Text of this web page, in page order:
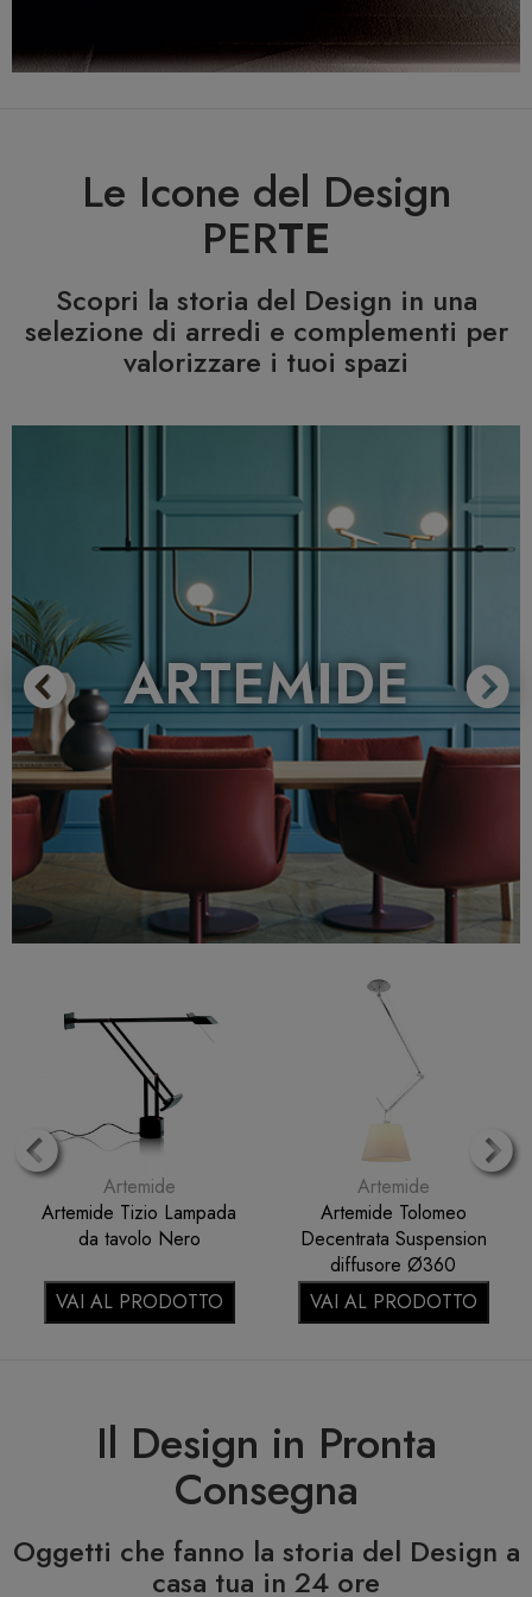
Le Icone del Design
PERTE
Scopri la storia del Design in una
selezione di arredi e complementi per
valorizzare i tuoi spazi
ARTEMIDE
Artemide
Artemide Nessino Red
Special Edition Lampada
VAI AL PRODOTTO
Artemide
Artemide Tolomeo
Lampada da tavolo
Alluminio
VAI AL PRODOTTO
Il Design in Pronta
Consegna
Oggetti che fanno la storia del Design a
casa tua in 24 ore